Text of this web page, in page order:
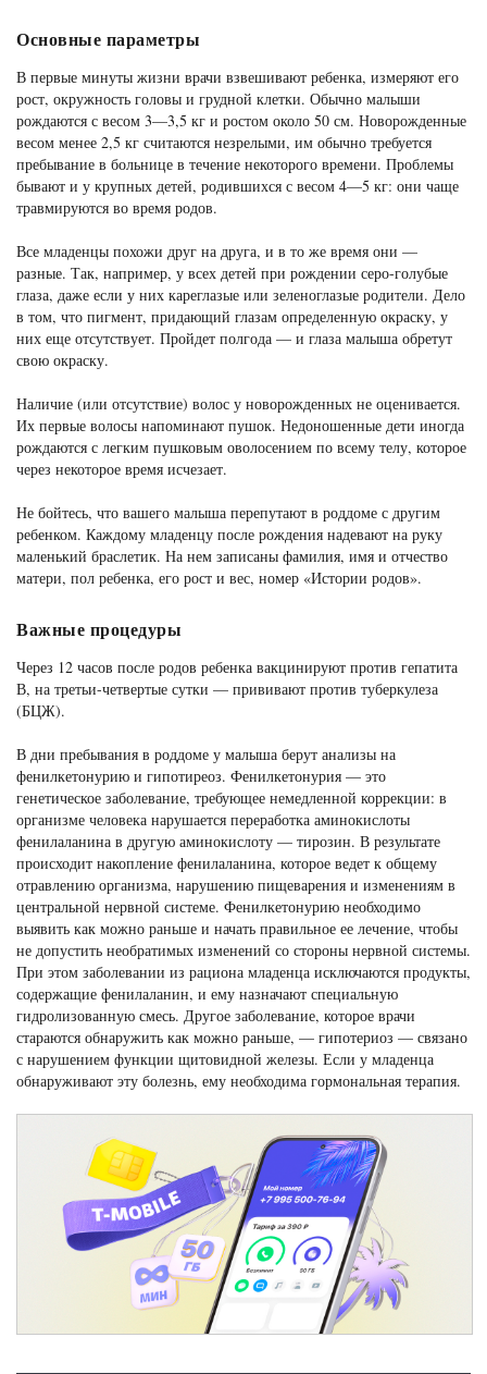
Основные параметры
В первые минуты жизни врачи взвешивают ребенка, измеряют его
рост, окружность головы и грудной клетки. Обычно малыши
рождаются с весом 3—3,5 кг и ростом около 50 см. Новорожденные
весом менее 2,5 кг считаются незрелыми, им обычно требуется
пребывание в больнице в течение некоторого времени. Проблемы
бывают и у крупных детей, родившихся с весом 4—5 кг: они чаще
травмируются во время родов.
Все младенцы похожи друг на друга, и в то же время они —
разные. Так, например, у всех детей при рождении серо-голубые
глаза, даже если у них кареглазые или зеленоглазые родители. Дело
в том, что пигмент, придающий глазам определенную окраску, у
них еще отсутствует. Пройдет полгода — и глаза малыша обретут
свою окраску.
Наличие (или отсутствие) волос у новорожденных не оценивается.
Их первые волосы напоминают пушок. Недоношенные дети иногда
рождаются с легким пушковым оволосением по всему телу, которое
через некоторое время исчезает.
Не бойтесь, что вашего малыша перепутают в роддоме с другим
ребенком. Каждому младенцу после рождения надевают на руку
маленький браслетик. На нем записаны фамилия, имя и отчество
матери, пол ребенка, его рост и вес, номер «Истории родов».
Важные процедуры
Через 12 часов после родов ребенка вакцинируют против гепатита
В, на третьи-четвертые сутки — прививают против туберкулеза
(БЦЖ).
В дни пребывания в роддоме у малыша берут анализы на
фенилкетонурию и гипотиреоз. Фенилкетонурия — это
генетическое заболевание, требующее немедленной коррекции: в
организме человека нарушается переработка аминокислоты
фенилаланина в другую аминокислоту — тирозин. В результате
происходит накопление фенилаланина, которое ведет к общему
отравлению организма, нарушению пищеварения и изменениям в
центральной нервной системе. Фенилкетонурию необходимо
выявить как можно раньше и начать правильное ее лечение, чтобы
не допустить необратимых изменений со стороны нервной системы.
При этом заболевании из рациона младенца исключаются продукты,
содержащие фенилаланин, и ему назначают специальную
гидролизованную смесь. Другое заболевание, которое врачи
стараются обнаружить как можно раньше, — гипотериоз — связано
с нарушением функции щитовидной железы. Если у младенца
обнаруживают эту болезнь, ему необходима гормональная терапия.